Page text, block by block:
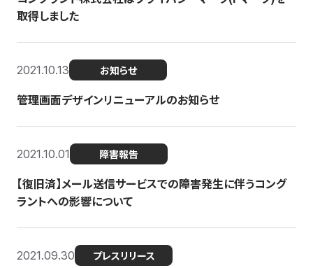
取得しました
2021.10.13 お知らせ
管理画面デザインリニューアルのお知らせ
2021.10.01 障害報告
【復旧済】メール送信サービスでの障害発生に伴うコング
ラントへの影響について
2021.09.30 プレスリリース